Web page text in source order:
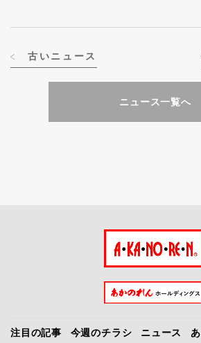
古いニュース
ニュース一覧へ
注目の記事 今週のチラシ ニュース